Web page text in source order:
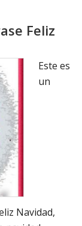
Feliz
Este es
un
Navidad,